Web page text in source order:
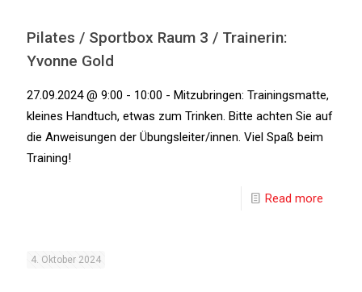
Pilates / Sportbox Raum 3 / Trainerin:
Yvonne Gold
27.09.2024 @ 9:00 - 10:00 - Mitzubringen: Trainingsmatte,
kleines Handtuch, etwas zum Trinken. Bitte achten Sie auf
die Anweisungen der Übungsleiter/innen. Viel Spaß beim
Training!
Read more
4. Oktober 2024